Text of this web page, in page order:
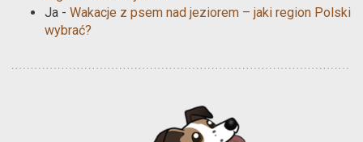
Ja - Wakacje z psem nad jeziorem – jaki region Polski
wybrać?